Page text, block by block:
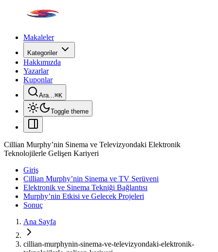
Makaleler
Kategoriler
Hakkımızda
Yazarlar
Kuponlar
Ara...⌘K
Toggle theme
Cillian Murphy’nin Sinema ve Televizyondaki Elektronik
Teknolojilerle Gelişen Kariyeri
Giriş
Cillian Murphy’nin Sinema ve TV Serüveni
Elektronik ve Sinema Tekniği Bağlantısı
Murphy’nin Etkisi ve Gelecek Projeleri
Sonuç
Ana Sayfa
cillian-murphynin-sinema-ve-televizyondaki-elektronik-